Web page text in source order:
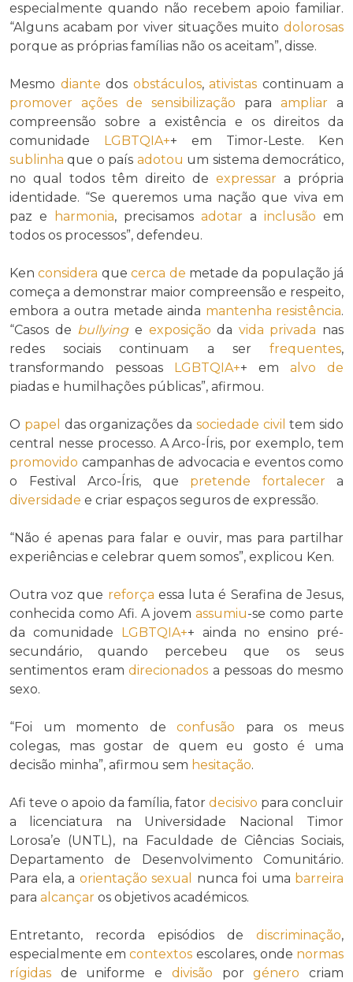
especialmente quando não recebem apoio familiar.
“Alguns acabam por viver situações muito dolorosas
porque as próprias famílias não os aceitam”, disse.
Mesmo diante dos obstáculos, ativistas continuam a
promover ações de sensibilização para ampliar a
compreensão sobre a existência e os direitos da
comunidade
LGBTQIA++ em Timor-Leste. Ken
sublinha que o país adotou um sistema democrático,
no qual todos têm direito de expressar a própria
identidade. “Se queremos uma nação que viva em
paz e
harmonia, precisamos adotar a inclusão em
todos os processos”, defendeu.
Kenconsidera quecerca de metade da população já
começa a demonstrar maior compreensão e respeito,
embora a outra metade ainda mantenha resistência.
“Casos de bullyinge exposição da vida privada nas
redes sociais continuam a ser frequentes,
transformando pessoas
LGBTQIA++ em alvo de
piadas e humilhações públicas”, afirmou.
O papel das organizações da sociedade civil tem sido
central nesse processo. A Arco-Íris, por exemplo, tem
promovido campanhas de advocacia e eventos como
o Festival Arco-Íris, que pretende fortalecera
diversidade e criar espaços seguros de expressão.
“Não é apenas para falar e ouvir, mas para partilhar
experiências e celebrar quem somos”, explicou Ken.
Outra voz que reforça essa luta é Serafina de Jesus,
conhecida como Afi. A jovemassumiu-se como parte
da comunidade
LGBTQIA++ ainda no ensino pré-
secundário, quando percebeu que os seus
sentimentos eram direcionados a pessoas do mesmo
sexo.
“Foi um momento deconfusão para os meus
colegas, mas gostar de quem eu gosto é uma
decisão minha”, afirmou sem hesitação.
Afi teve o apoio da família, fator decisivo para concluir
a licenciatura na Universidade Nacional Timor
Lorosa’e (UNTL), na Faculdade de Ciências Sociais,
Departamento de Desenvolvimento Comunitário.
Para ela, a orientação sexual nunca foi uma barreira
para alcançar os objetivos académicos.
Entretanto, recorda episódios de discriminação,
especialmente emcontextos escolares, onde normas
rígidas de uniforme e divisão porgénero criam